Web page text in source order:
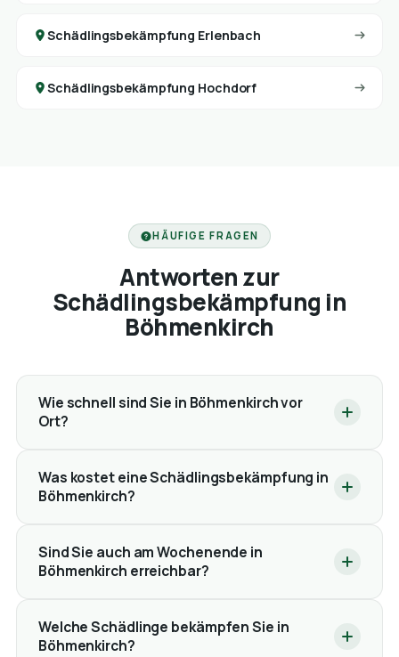
Schädlingsbekämpfung Erlenbach
Schädlingsbekämpfung Hochdorf
HÄUFIGE FRAGEN
Antworten zur
Schädlingsbekämpfung in
Böhmenkirch
Wie schnell sind Sie in Böhmenkirch vor
Ort?
Was kostet eine Schädlingsbekämpfung in
Böhmenkirch?
Sind Sie auch am Wochenende in
Böhmenkirch erreichbar?
Welche Schädlinge bekämpfen Sie in
Böhmenkirch?